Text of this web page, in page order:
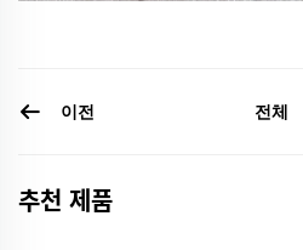
이전 전체
추천 제품